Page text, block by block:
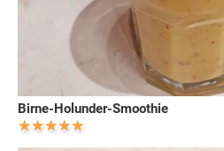
Birne-Holunder-Smoothie